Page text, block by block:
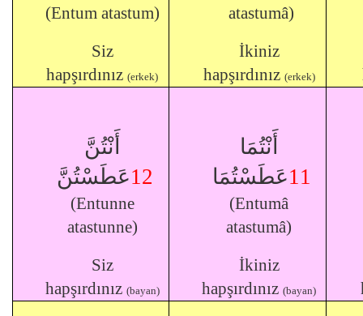
(Entum atastum)
Siz
hapşırdınız (erkek)
atastumâ)
İkiniz
hapşırdınız (erkek)
أَنْتُنَّ
عَطَسْتُنَّ12
(Entunne
atastunne)
Siz
hapşırdınız (bayan)
أَنْتُمَا
عَطَسْتُمَا11
(Entumâ
atastumâ)
İkiniz
hapşırdınız (bayan)